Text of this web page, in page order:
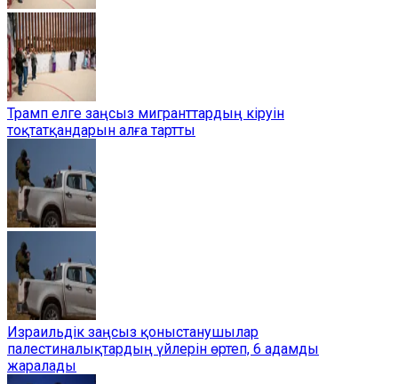
Трамп елге заңсыз мигранттардың кіруін
тоқтатқандарын алға тартты
Израильдік заңсыз қоныстанушылар
палестиналықтардың үйлерін өртеп, 6 адамды
жаралады